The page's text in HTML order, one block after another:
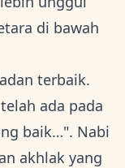
di bawah
terbaik.
ada pada
baik…". Nabi